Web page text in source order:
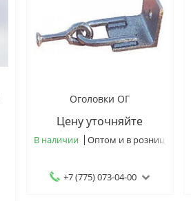
Оголовки ОГ
Цену уточняйте
В наличии Оптом и в розницу
+7 (775) 073-04-00